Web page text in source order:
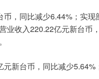
币，同比减少6.44% ；实
业收入220.22亿元新台币
。
元新台币，同比减少5.64%